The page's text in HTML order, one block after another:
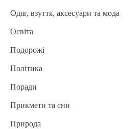
Одяг, взуття, аксесуари та мода
Освіта
Подорожі
Політика
Поради
Прикмети та сни
Природа